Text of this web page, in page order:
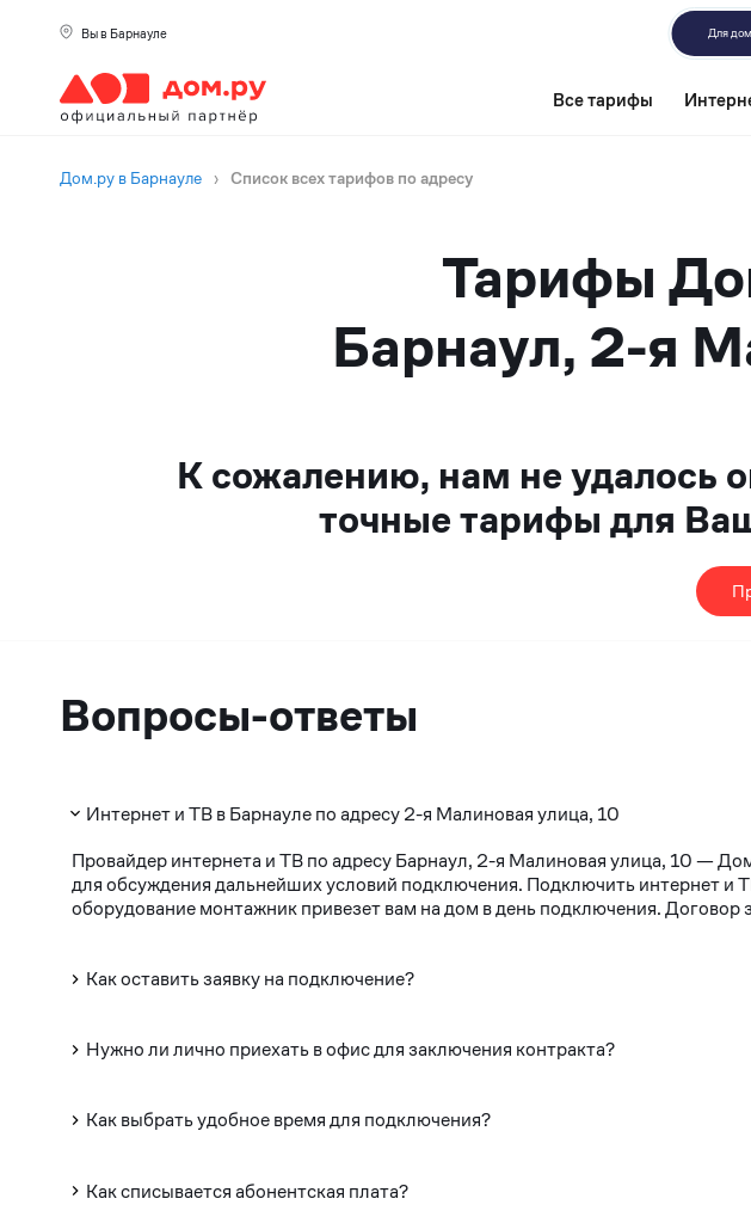
Вы в Барнауле Для
Все тарифы
Дом.ру в Барнауле › Список всех тарифов по адресу
Тарифы
Барнаул, 2-я
К сожалению, нам не удалось
точные тарифы для
Вопросы-ответы
Интернет и ТВ в Барнауле по адресу 2-я Малиновая улица, 10
Провайдер интернета и ТВ по адресу Барнаул, 2-я Малиновая улица, 10 —
для обсуждения дальнейших условий подключения. Подключить интернет
оборудование монтажник привезет вам на дом в день подключения. Договор
Как оставить заявку на подключение?
Нужно ли лично приехать в офис для заключения контракта?
Как выбрать удобное время для подключения?
Как списывается абонентская плата?